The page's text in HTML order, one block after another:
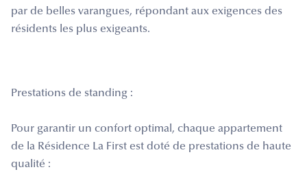
par de belles varangues, répondant aux exigences des
résidents les plus exigeants.
Prestations de standing :
Pour garantir un confort optimal, chaque appartement
de la Résidence La First est doté de prestations de haute
qualité :